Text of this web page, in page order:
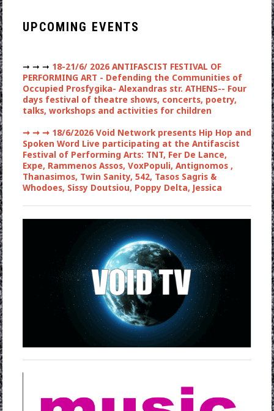
UPCOMING EVENTS
➞ ➞ ➞ 18-21/6/ 2026 ANTIFASCIST FESTIVAL OF
PERFORMING ART - Defending the Communities of
Occupied Prosfygika- Alexandras str. ATHENS-- Four
days festival of theatre shows, concerts, poetry,
talks, workshops and activities for children
➞ ➞ ➞18/6/2026 Void Network presents Hip Hop and
Spoken Word Live participating at the Antifascist
Festival of Performing Arts: TNT, Fer De Lance,
Expe, Rammenos Assos, VoxPopuli, Antignomos ,
Thanasimos, Twin Sanity, 542, Tasos Sagris &
Whodoes, Sissy Doutsiou, Poppy Delta, Jessica